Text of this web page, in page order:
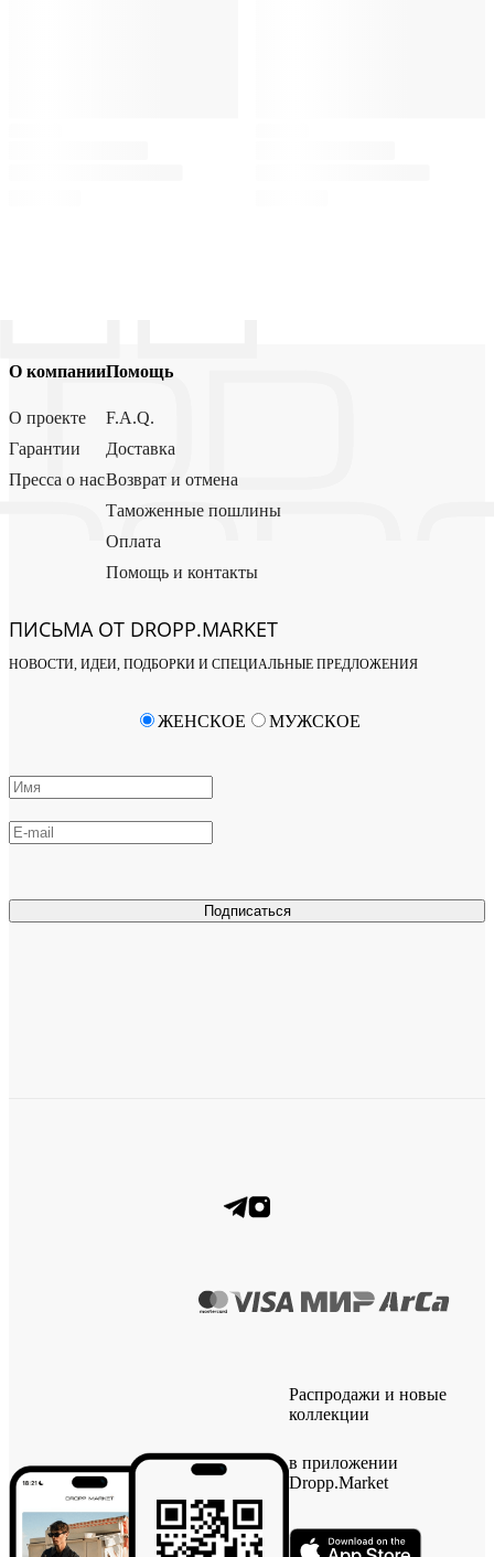
О компании
О проекте
Гарантии
Пресса о нас
Помощь
F.A.Q.
Доставка
Возврат и отмена
Таможенные пошлины
Оплата
Помощь и контакты
ПИСЬМА ОТ DROPP.MARKET
НОВОСТИ, ИДЕИ, ПОДБОРКИ И СПЕЦИАЛЬНЫЕ ПРЕДЛОЖЕНИЯ
Подписаться
ЖЕНСКОЕ МУЖСКОЕ
Распродажи и новые
коллекции
в приложении
Dropp.Market